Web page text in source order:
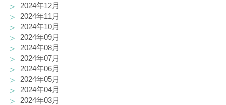
2024年12月
2024年11月
2024年10月
2024年09月
2024年08月
2024年07月
2024年06月
2024年05月
2024年04月
2024年03月